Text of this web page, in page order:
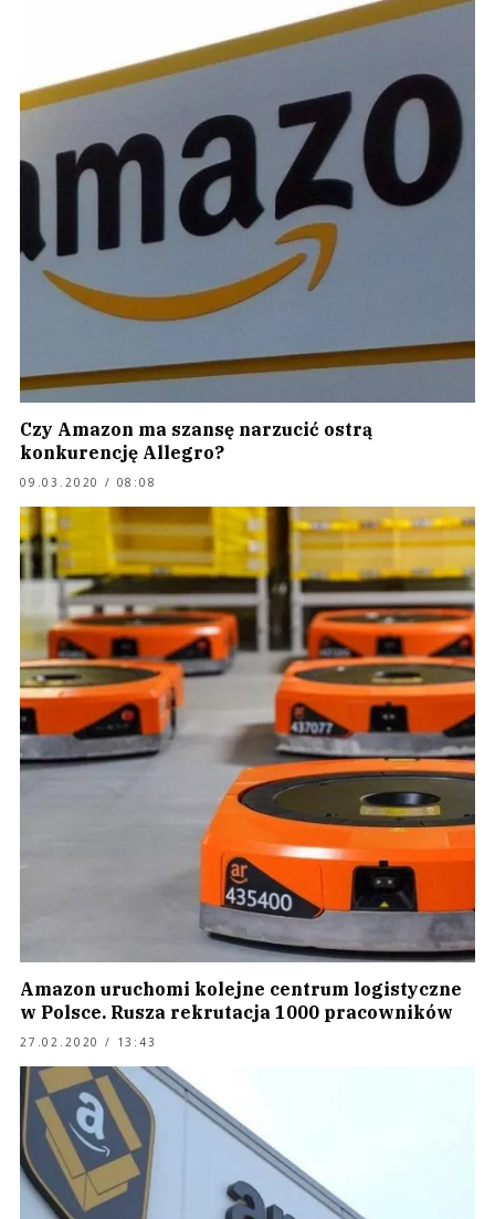
Czy Amazon ma szansę narzucić ostrą
konkurencję Allegro?
09.03.2020 / 08:08
Amazon uruchomi kolejne centrum logistyczne
w Polsce. Rusza rekrutacja 1000 pracowników
27.02.2020 / 13:43